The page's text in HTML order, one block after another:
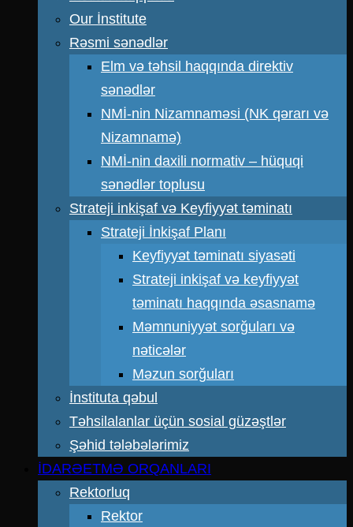
Our İnstitute
Rəsmi sənədlər
Elm və təhsil haqqında direktiv
sənədlər
NMİ-nin Nizamnaməsi (NK qərarı və
Nizamnamə)
NMİ-nin daxili normativ – hüquqi
sənədlər toplusu
Strateji inkişaf və Keyfiyyət təminatı
Strateji İnkişaf Planı
Keyfiyyət təminatı siyasəti
Strateji inkişaf və keyfiyyət
təminatı haqqında əsasnamə
Məmnuniyyət sorğuları və
nəticələr
Məzun sorğuları
İnstituta qəbul
Təhsilalanlar üçün sosial güzəştlər
Şəhid tələbələrimiz
İDARƏETMƏ ORQANLARI
Rektorluq
Rektor